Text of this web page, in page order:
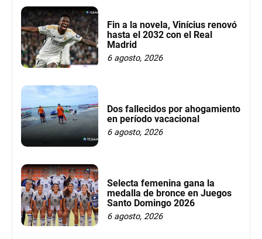
Fin a la novela, Vinícius renovó
hasta el 2032 con el Real
Madrid
6 agosto, 2026
Dos fallecidos por ahogamiento
en período vacacional
6 agosto, 2026
Selecta femenina gana la
medalla de bronce en Juegos
Santo Domingo 2026
6 agosto, 2026